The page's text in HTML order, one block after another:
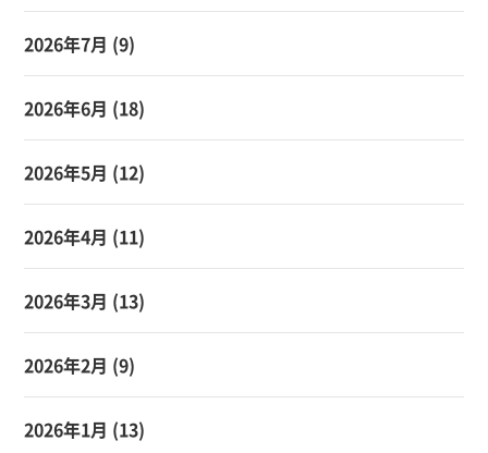
2026年7月 (9)
2026年6月 (18)
2026年5月 (12)
2026年4月 (11)
2026年3月 (13)
2026年2月 (9)
2026年1月 (13)